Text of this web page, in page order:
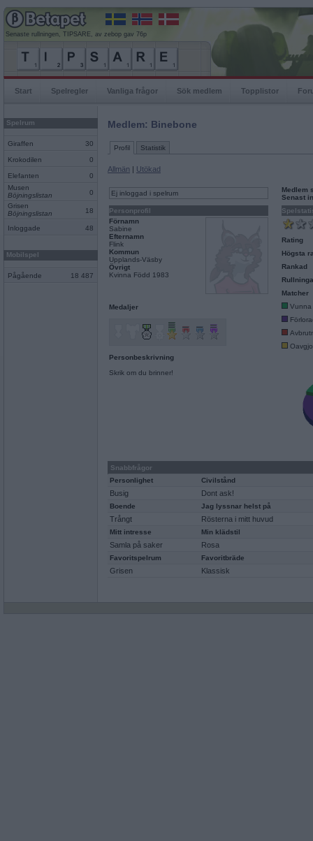
Senaste rullningen, TIPSARE, av zebop gav 76p
Start Spelregler Vanliga frågor Sök medlem Topplistor
Spelrum
Giraffen 30
Krokodilen 0
Elefanten
0
Musen
Böjningslistan
0
Grisen
Böjningslistan
18
Inloggade 48
Mobilspel
Pågående 18 487
Medlem: Binebone
Profil Statistik
Allmän | Utökad
Ej inloggad i spelrum
Personprofil
Förnamn
Sabine
Efternamn
Flink
Kommun
Upplands-Väsby
Övrigt
Kvinna Född 1983
Medaljer
Personbeskrivning
Skrik om du brinner!
Medlem
Senast
Rating
Högsta
Rankad
Matcher
Vunna
Snabbfrågor
Personlighet
Civilstånd
Busig Dont ask!
Boende Jag lyssnar helst på
Trångt Rösterna i mitt huvud
Mitt intresse Min klädstil
Samla på saker Rosa
Favoritspelrum Favoritbräde
Grisen Klassisk